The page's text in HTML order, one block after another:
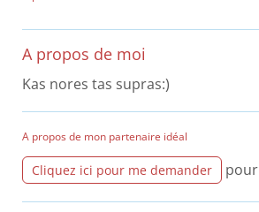
A propos de moi
Kas nores tas supras:)
A propos de mon partenaire idéal
Cliquez ici pour me demander